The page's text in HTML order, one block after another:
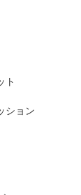
ト
ション